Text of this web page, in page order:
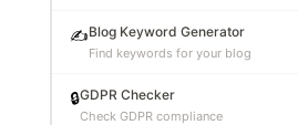
✍️Blog Keyword Generator
Find keywords for your blog
🔒GDPR Checker
Check GDPR compliance